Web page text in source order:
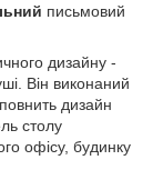
письмовий
дизайну -
Він виконаний
дизайн
столу
офісу, будинку